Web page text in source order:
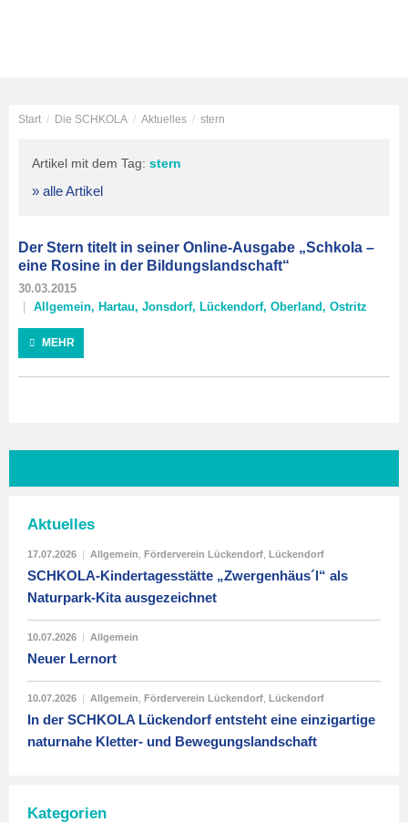
Start / Die SCHKOLA / Aktuelles / stern
Artikel mit dem Tag: stern
» alle Artikel
Der Stern titelt in seiner Online-Ausgabe „Schkola –
eine Rosine in der Bildungslandschaft“
30.03.2015
Allgemein, Hartau, Jonsdorf, Lückendorf, Oberland, Ostritz
MEHR
Aktuelles
17.07.2026 | Allgemein Förderverein Lückendorf Lückendorf
SCHKOLA-Kindertagesstätte „Zwergenhäus´l“ als
Naturpark-Kita ausgezeichnet
10.07.2026 | Allgemein
Neuer Lernort
10.07.2026 | Allgemein Förderverein Lückendorf Lückendorf
In der SCHKOLA Lückendorf entsteht eine einzigartige
naturnahe Kletter- und Bewegungslandschaft
Kategorien